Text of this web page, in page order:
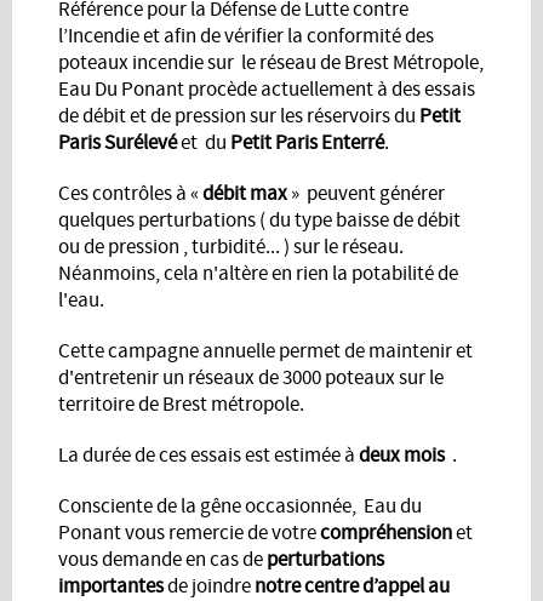
Référence pour la Défense de Lutte contre
l’Incendie et afin de vérifier la conformité des
poteaux incendie sur le réseau de Brest Métropole,
Eau Du Ponant procède actuellement à des essais
de débit et de pression sur les réservoirs du Petit
Paris Surélevéet du Petit Paris Enterré.
Ces contrôles à «débit max» peuvent générer
quelques perturbations ( du type baisse de débit
ou de pression , turbidité... ) sur le réseau.
Néanmoins, cela n'altère en rien la potabilité de
l'eau.
Cette campagne annuelle permet de maintenir et
d'entretenir un réseaux de 3000 poteaux sur le
territoire de Brest métropole.
La durée de ces essais est estimée àdeux mois.
Consciente de la gêne occasionnée, Eau du
Ponant vous remercie de votrecompréhensionet
vous demande en cas deperturbations
importantesde joindrenotre centre d’appel au